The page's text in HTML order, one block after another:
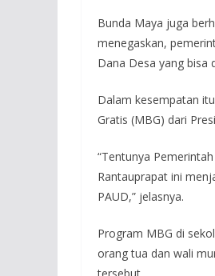
Bunda Maya juga
menegaskan,
Dana Desa yang bisa
Dalam kesempatan
Gratis (MBG) dari
“Tentunya
Rantauprapat ini
PAUD,” jelasnya.
Program MBG di
orang tua dan wali